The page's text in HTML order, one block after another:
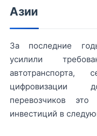
Азии
За последние
усилили
автотранспорта,
цифровизации
перевозчиков это
инвестиций в